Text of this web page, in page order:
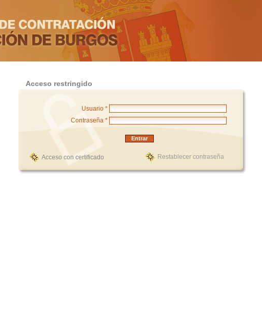
Acceso restringido
Usuario *
Contraseña *
Restablecer contraseña
Acceso con certificado